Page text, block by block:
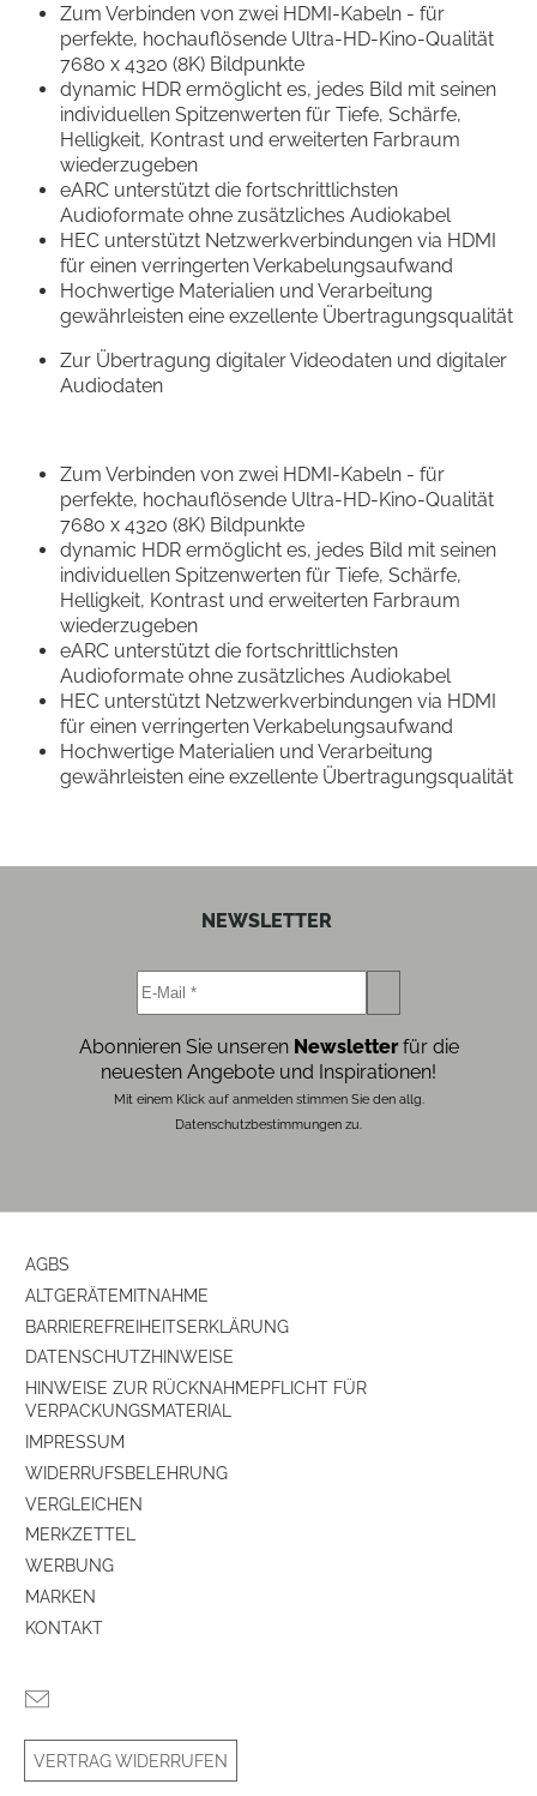
Zum Verbinden von zwei HDMI-Kabeln - für
perfekte, hochauflösende Ultra-HD-Kino-Qualität
7680 x 4320 (8K) Bildpunkte
dynamic HDR ermöglicht es, jedes Bild mit seinen
individuellen Spitzenwerten für Tiefe, Schärfe,
Helligkeit, Kontrast und erweiterten Farbraum
wiederzugeben
eARC unterstützt die fortschrittlichsten
Audioformate ohne zusätzliches Audiokabel
HEC unterstützt Netzwerkverbindungen via HDMI
für einen verringerten Verkabelungsaufwand
Hochwertige Materialien und Verarbeitung
gewährleisten eine exzellente Übertragungsqualität
Zur Übertragung digitaler Videodaten und digitaler
Audiodaten
Zum Verbinden von zwei HDMI-Kabeln - für
perfekte, hochauflösende Ultra-HD-Kino-Qualität
7680 x 4320 (8K) Bildpunkte
dynamic HDR ermöglicht es, jedes Bild mit seinen
individuellen Spitzenwerten für Tiefe, Schärfe,
Helligkeit, Kontrast und erweiterten Farbraum
wiederzugeben
eARC unterstützt die fortschrittlichsten
Audioformate ohne zusätzliches Audiokabel
HEC unterstützt Netzwerkverbindungen via HDMI
für einen verringerten Verkabelungsaufwand
Hochwertige Materialien und Verarbeitung
gewährleisten eine exzellente Übertragungsqualität
NEWSLETTER
Abonnieren Sie unseren Newsletterfür die
neuesten Angebote und Inspirationen!
Mit einem Klick auf anmelden stimmen Sie den allg.
Datenschutzbestimmungen zu.
AGBS
ALTGERÄTEMITNAHME
BARRIEREFREIHEITSERKLÄRUNG
DATENSCHUTZHINWEISE
HINWEISE ZUR RÜCKNAHMEPFLICHT FÜR
VERPACKUNGSMATERIAL
IMPRESSUM
WIDERRUFSBELEHRUNG
VERGLEICHEN
MERKZETTEL
WERBUNG
MARKEN
KONTAKT
VERTRAG WIDERRUFEN